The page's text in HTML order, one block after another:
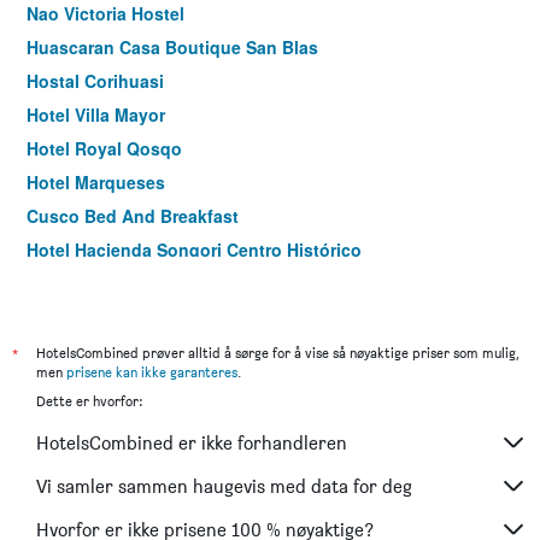
Nao Victoria Hostel
Huascaran Casa Boutique San Blas
Hostal Corihuasi
Hotel Villa Mayor
Hotel Royal Qosqo
Hotel Marqueses
Cusco Bed And Breakfast
Hotel Hacienda Sonqori Centro Histórico
Allinkay Cusco Apart Hotel
*
HotelsCombined prøver alltid å sørge for å vise så nøyaktige priser som mulig,
men prisene kan ikke garanteres.
Dette er hvorfor:
HotelsCombined er ikke forhandleren
Vi samler sammen haugevis med data for deg
Hvorfor er ikke prisene 100 % nøyaktige?